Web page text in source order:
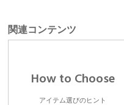
関連コンテンツ
How to Choose
アイテム選びのヒント